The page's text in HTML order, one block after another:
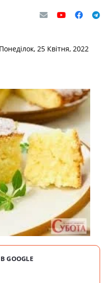
25 Квітня, 2022